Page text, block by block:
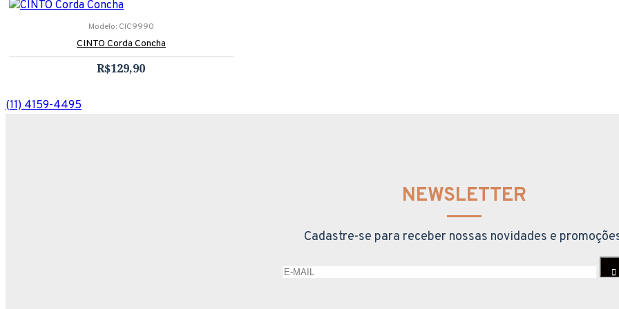
Modelo: CIC9990
CINTO Corda Concha
R$129,90
(11) 4159-4495
NEWSLETTER
Cadastre-se para receber nossas novidades e